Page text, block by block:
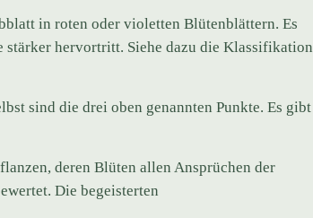
in roten oder violetten Blütenblättern. Es
hervortritt. Siehe dazu die Klassifikation
sind die drei oben genannten Punkte. Es gibt
deren Blüten allen Ansprüchen der
Die begeisterten